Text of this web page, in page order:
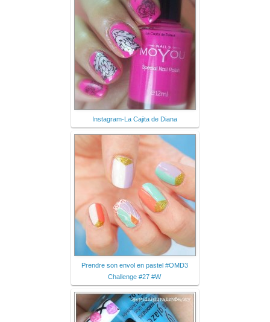
Instagram-La Cajita de Diana
Prendre son envol en pastel #OMD3
Challenge #27 #W